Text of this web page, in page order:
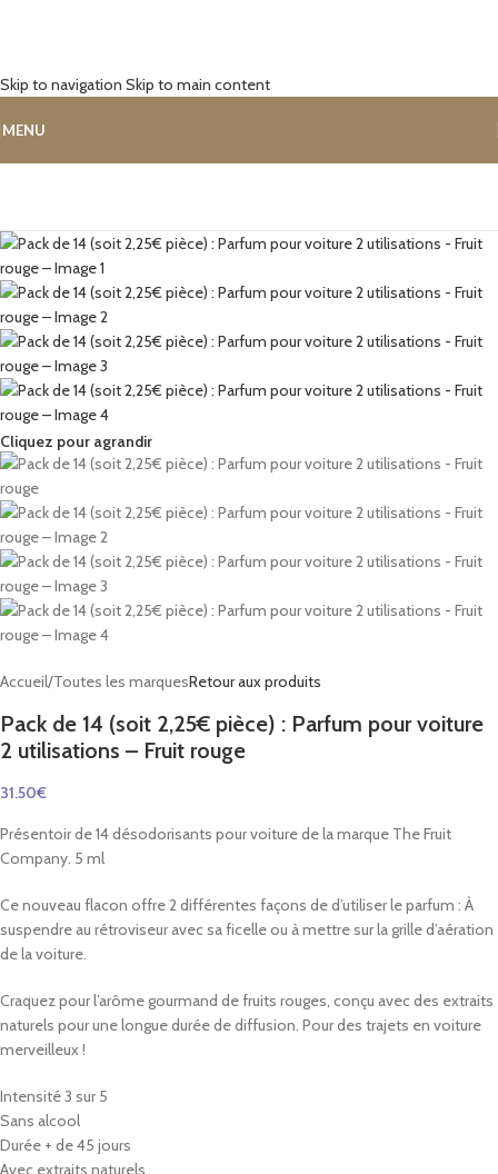
Skip to navigation Skip to main content
MENU
Cliquez pour agrandir
Accueil/Toutes les marquesRetour aux produits
Pack de 14 (soit 2,25€ pièce) : Parfum pour voiture
2 utilisations – Fruit rouge
31.50€
Présentoir de 14 désodorisants pour voiture de la marque The Fruit
Company. 5 ml
Ce nouveau flacon offre 2 différentes façons de d’utiliser le parfum : À
suspendre au rétroviseur avec sa ficelle ou à mettre sur la grille d’aération
de la voiture.
Craquez pour l’arôme gourmand de fruits rouges, conçu avec des extraits
naturels pour une longue durée de diffusion. Pour des trajets en voiture
merveilleux !
Intensité 3 sur 5
Sans alcool
Durée + de 45 jours
Avec extraits naturels.